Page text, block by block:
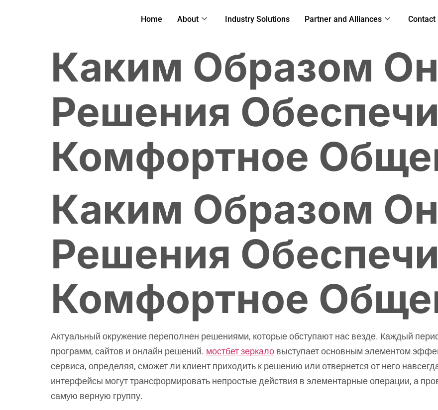
Home About Industry Solutions Partner and Alliances Contact
Каким Образом
Решения
Комфортное
Каким Образом
Решения
Комфортное
Актуальный окружение переполнен решениями, которые обступают нас везде. Каждый
программ, сайтов и онлайн решений. мостбет зеркало выступает основным элементом
сервиса, определяя, сможет ли клиент приходить к решению или отвернется от него
интерфейсы могут трансформировать непростые действия в элементарные операции, а
самую верную группу.